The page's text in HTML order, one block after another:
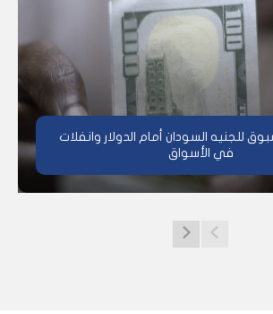
للجنيه السودان أمام الدولار وانفلات
في الأسواق